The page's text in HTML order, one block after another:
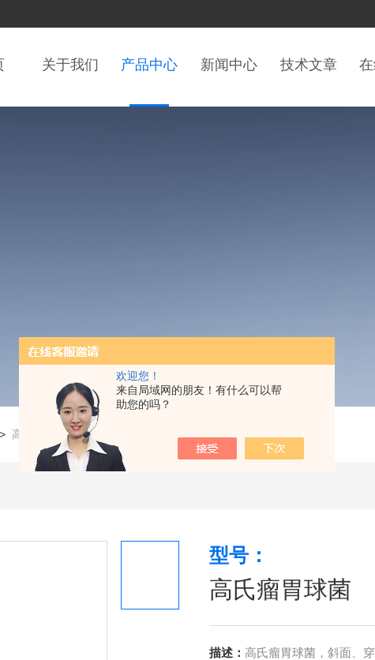
欢迎您！
来自局域网的朋友！有什么可以帮
助您的吗？
关于我们 产品中心 新闻中心 技术文章
高氏瘤胃球菌
型号：
高氏瘤胃球菌
描述： 高氏瘤胃球菌，斜面、